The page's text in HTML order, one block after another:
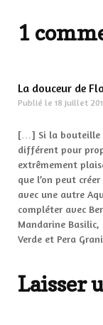
1
La douceur de
Publié le 18 juillet
[…] Si la bouteille
différent pour
extrêmement
que l’on peut
avec une autre
compléter avec
Mandarine Basilic,
Verde et Pera
Laisser